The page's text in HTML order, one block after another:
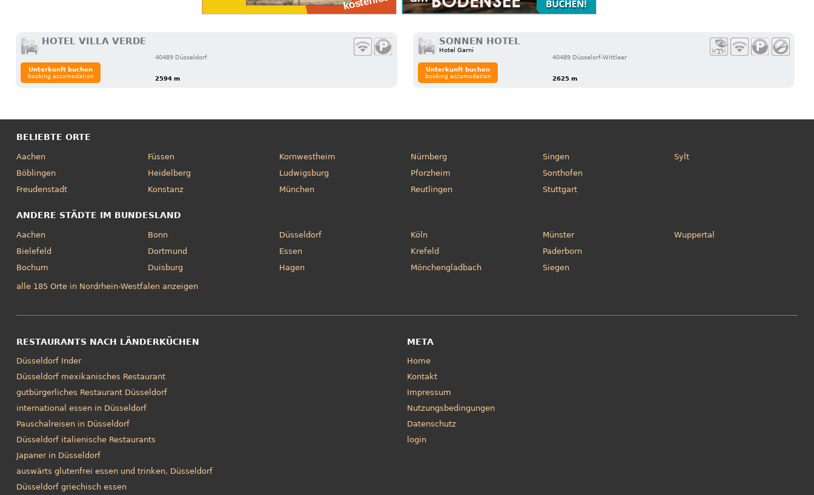
HOTEL VILLA VERDE
40489 Düsseldorf
2594 m
Unterkunft buchen
booking accomodation
SONNEN HOTEL
Hotel Garni
40489 Düsselorf-Wittlaer
2625 m
Unterkunft buchen
booking accomodation
BELIEBTE ORTE
Aachen
Böblingen
Freudenstadt
Füssen
Heidelberg
Konstanz
Kornwestheim
Ludwigsburg
München
Nürnberg
Pforzheim
Reutlingen
Singen
Sonthofen
Stuttgart
Sylt
ANDERE STÄDTE IM BUNDESLAND
Aachen
Bielefeld
Bochum
Bonn
Dortmund
Duisburg
Düsseldorf
Essen
Hagen
Köln
Krefeld
Mönchengladbach
Münster
Paderborn
Siegen
Wuppertal
alle 185 Orte in Nordrhein-Westfalen anzeigen
RESTAURANTS NACH LÄNDERKÜCHEN
Düsseldorf Inder
Düsseldorf mexikanisches Restaurant
gutbürgerliches Restaurant Düsseldorf
international essen in Düsseldorf
Pauschalreisen in Düsseldorf
Düsseldorf italienische Restaurants
Japaner in Düsseldorf
auswärts glutenfrei essen und trinken, Düsseldorf
Düsseldorf griechisch essen
META
Home
Kontakt
Impressum
Nutzungsbedingungen
Datenschutz
login